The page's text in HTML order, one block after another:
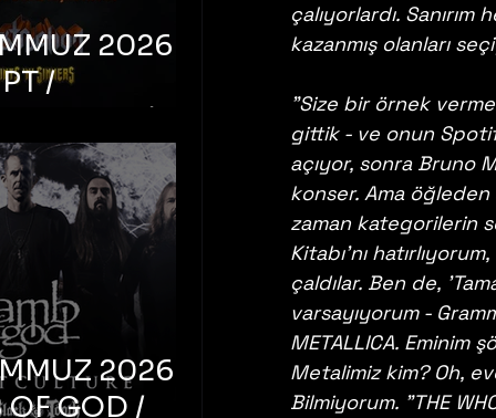
çalıyorlardı.
kazanmış olanları
"Size bir örnek
gittik - ve onun
açıyor, sonra Bruno
konser. Ama öğleden
zaman kategorilerin
Kitabı'nı
çaldılar. Ben de,
varsayıyorum -
METALLICA. Eminim
Metalimiz kim? Oh,
Bilmiyorum. "THE
2026 –
/
/
‘N’
– İstanbul,
Uniq
2026 –
OF GOD /